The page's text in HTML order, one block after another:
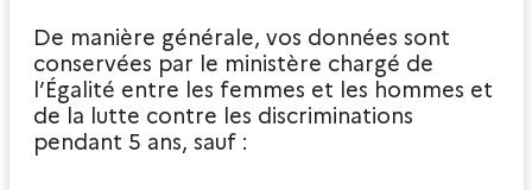
De manière générale, vos données sont
conservées par le ministère chargé de
l’Égalité entre les femmes et les hommes et
de la lutte contre les discriminations
pendant 5 ans, sauf :